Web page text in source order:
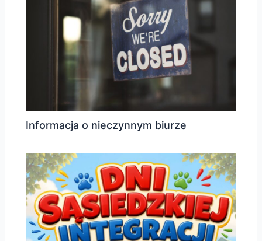
Informacja o nieczynnym biurze